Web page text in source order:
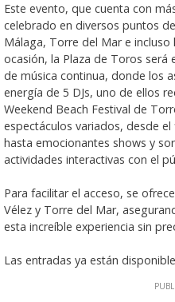
Este evento, que cuenta con
celebrado en diversos puntos
Málaga, Torre del Mar e incluso
ocasión, la Plaza de Toros será
de música continua, donde los
energía de 5 DJs, uno de ellos
Weekend Beach Festival de
espectáculos variados, desde
hasta emocionantes shows y
actividades interactivas con el
Para facilitar el acceso, se
Vélez y Torre del Mar,
esta increíble experiencia sin
Las entradas ya están